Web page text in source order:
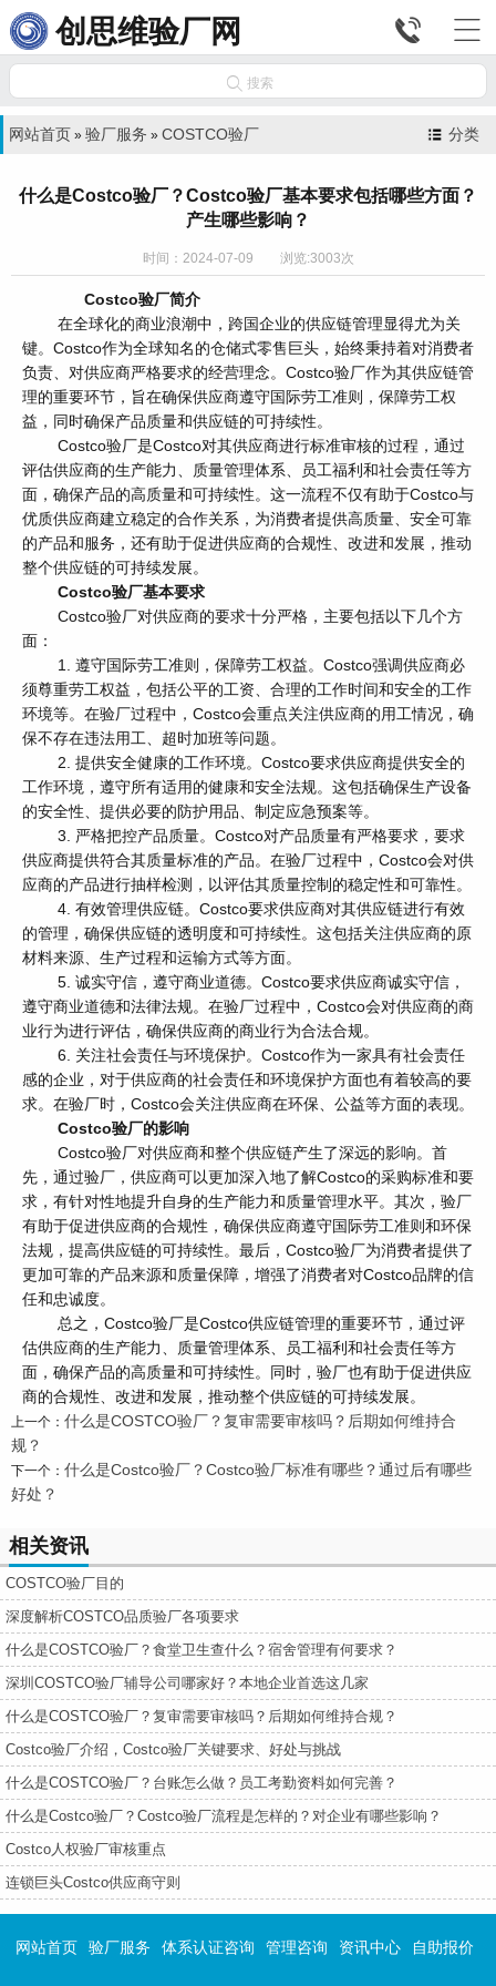
创思维验厂网 

 搜索
分类
网站首页 » 验厂服务 » COSTCO验厂
什么是Costco验厂？Costco验厂基本要求包括哪些方面？
产生哪些影响？
时间：2024-07-09 浏览:3003次
Costco验厂简介
在全球化的商业浪潮中，跨国企业的供应链管理显得尤为关
键。Costco作为全球知名的仓储式零售巨头，始终秉持着对消费者
负责、对供应商严格要求的经营理念。Costco验厂作为其供应链管
理的重要环节，旨在确保供应商遵守国际劳工准则，保障劳工权
益，同时确保产品质量和供应链的可持续性。
Costco验厂是Costco对其供应商进行标准审核的过程，通过
评估供应商的生产能力、质量管理体系、员工福利和社会责任等方
面，确保产品的高质量和可持续性。这一流程不仅有助于Costco与
优质供应商建立稳定的合作关系，为消费者提供高质量、安全可靠
的产品和服务，还有助于促进供应商的合规性、改进和发展，推动
整个供应链的可持续发展。
Costco验厂基本要求
Costco验厂对供应商的要求十分严格，主要包括以下几个方
面：
1. 遵守国际劳工准则，保障劳工权益。Costco强调供应商必
须尊重劳工权益，包括公平的工资、合理的工作时间和安全的工作
环境等。在验厂过程中，Costco会重点关注供应商的用工情况，确
保不存在违法用工、超时加班等问题。
2. 提供安全健康的工作环境。Costco要求供应商提供安全的
工作环境，遵守所有适用的健康和安全法规。这包括确保生产设备
的安全性、提供必要的防护用品、制定应急预案等。
3. 严格把控产品质量。Costco对产品质量有严格要求，要求
供应商提供符合其质量标准的产品。在验厂过程中，Costco会对供
应商的产品进行抽样检测，以评估其质量控制的稳定性和可靠性。
4. 有效管理供应链。Costco要求供应商对其供应链进行有效
的管理，确保供应链的透明度和可持续性。这包括关注供应商的原
材料来源、生产过程和运输方式等方面。
5. 诚实守信，遵守商业道德。Costco要求供应商诚实守信，
遵守商业道德和法律法规。在验厂过程中，Costco会对供应商的商
业行为进行评估，确保供应商的商业行为合法合规。
6. 关注社会责任与环境保护。Costco作为一家具有社会责任
感的企业，对于供应商的社会责任和环境保护方面也有着较高的要
求。在验厂时，Costco会关注供应商在环保、公益等方面的表现。
Costco验厂的影响
Costco验厂对供应商和整个供应链产生了深远的影响。首
先，通过验厂，供应商可以更加深入地了解Costco的采购标准和要
求，有针对性地提升自身的生产能力和质量管理水平。其次，验厂
有助于促进供应商的合规性，确保供应商遵守国际劳工准则和环保
法规，提高供应链的可持续性。最后，Costco验厂为消费者提供了
更加可靠的产品来源和质量保障，增强了消费者对Costco品牌的信
任和忠诚度。
总之，Costco验厂是Costco供应链管理的重要环节，通过评
估供应商的生产能力、质量管理体系、员工福利和社会责任等方
面，确保产品的高质量和可持续性。同时，验厂也有助于促进供应
商的合规性、改进和发展，推动整个供应链的可持续发展。
上一个： 什么是COSTCO验厂？复审需要审核吗？后期如何维持合
规？
下一个： 什么是Costco验厂？Costco验厂标准有哪些？通过后有哪些
好处？
相关资讯
COSTCO验厂目的
深度解析COSTCO品质验厂各项要求
什么是COSTCO验厂？食堂卫生查什么？宿舍管理有何要求？
深圳COSTCO验厂辅导公司哪家好？本地企业首选这几家
什么是COSTCO验厂？复审需要审核吗？后期如何维持合规？
Costco验厂介绍，Costco验厂关键要求、好处与挑战
什么是COSTCO验厂？台账怎么做？员工考勤资料如何完善？
什么是Costco验厂？Costco验厂流程是怎样的？对企业有哪些影响？
Costco人权验厂审核重点
连锁巨头Costco供应商守则
网站首页 验厂服务 体系认证咨询 管理咨询 资讯中心 自助报价